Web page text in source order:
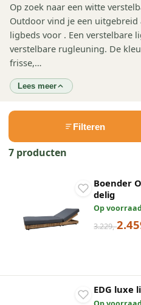
Op zoek naar een witte
Outdoor vind je een
ligbeds voor . Een verstelbare
verstelbare rugleuning. De
frisse,…
Lees meer
Filteren
7 producten
Boender
delig
Op voorraad
3.229,-
EDG luxe